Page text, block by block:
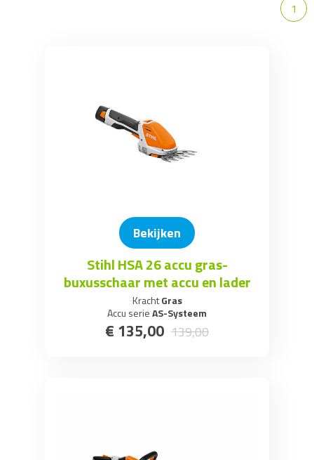
1
Bekijken
Stihl HSA 26 accu gras-
buxusschaar met accu en lader
KrachtGras
Accu serieAS-Systeem
€ 135,00 139,00